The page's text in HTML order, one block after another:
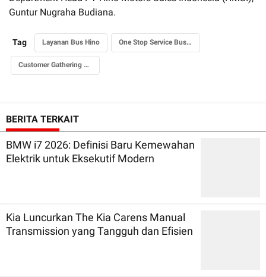
Guntur Nugraha Budiana.
Tag Layanan Bus Hino One Stop Service Bus Hino
Customer Gathering Bus 2025
BERITA TERKAIT
BMW i7 2026: Definisi Baru Kemewahan
Elektrik untuk Eksekutif Modern
Kia Luncurkan The Kia Carens Manual
Transmission yang Tangguh dan Efisien